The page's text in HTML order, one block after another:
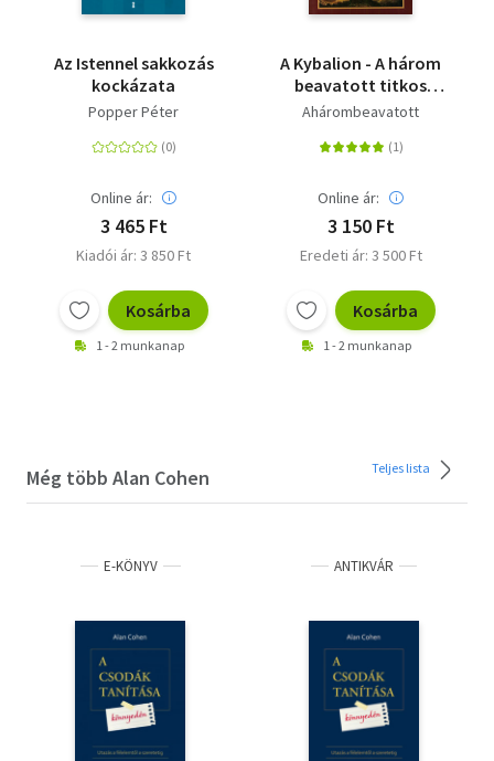
Az Istennel sakkozás
kockázata
Popper Péter
Online ár:
3 465 Ft
Kiadói ár: 3 850 Ft
Kosárba
1 - 2 munkanap
A Kybalion - A három
beavatott titkos
tanítása
Ahárombeavatott
Online ár:
3 150 Ft
Eredeti ár: 3 500 Ft
Kosárba
1 - 2 munkanap
Még több Alan Cohen Teljes lista
E-KÖNYV ANTIKVÁR